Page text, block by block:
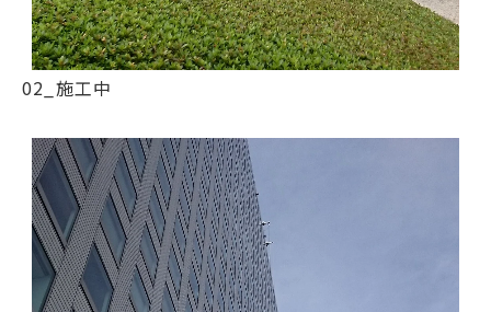
02_施工中